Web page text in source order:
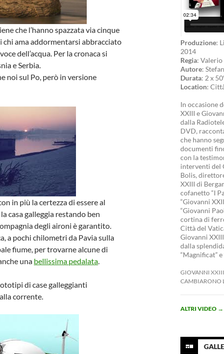
che l’hanno spazzata via cinque
chi ama addormentarsi abbracciato
dell’acqua. Per la cronaca si
e Serbia.
noi sul Po, però in versione
in più la certezza di essere al
casa galleggia restando ben
degli aironi è garantito.
a pochi chilometri da Pavia sulla
fiume, per trovarne alcune di
una bellissima pedalata.
di case galleggianti
corrente.
Produzione:
2014
Regia: Valerio
Autore:
Durata: 2 x 50′
Location:
In occasione
XXIII e
dalla
DVD,
che hanno
documenti
con la
interventi del
Bolis,
XXIII di
cofanetto “I
“Giovanni
“Giovanni
cortina di
Città del
Giovanni
dalla
“Magnificat” e
GIOVANNI XXIII
CAMBIARONO
ALTRI VIDEO →